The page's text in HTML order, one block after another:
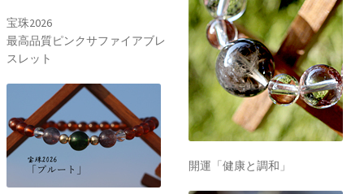
宝珠2026
最高品質ピンクサファイアブレ
スレット
開運「健康と調和」